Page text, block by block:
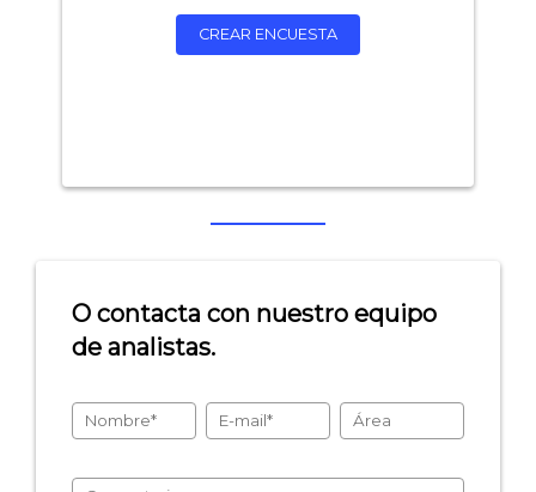
CREAR ENCUESTA
O contacta con nuestro equipo
de analistas.